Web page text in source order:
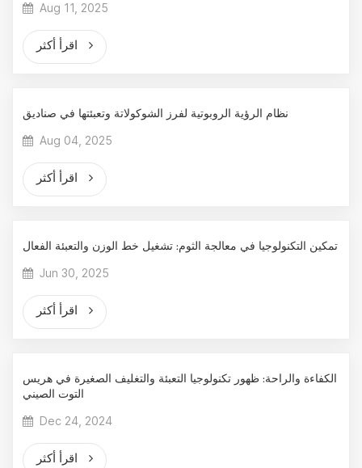
Aug 11, 2025
نظام الرؤية الروبوتية لفرز الشوكولاتة وتعبئتها في صناديق
Aug 04, 2025
تمكين التكنولوجيا في معالجة الثوم: تشغيل خط الوزن والتعبئة الفعال
Jun 30, 2025
الكفاءة والراحة: ظهور تكنولوجيا التعبئة والتغليف الصغيرة في هريس
التوت الصيني
Dec 24, 2024